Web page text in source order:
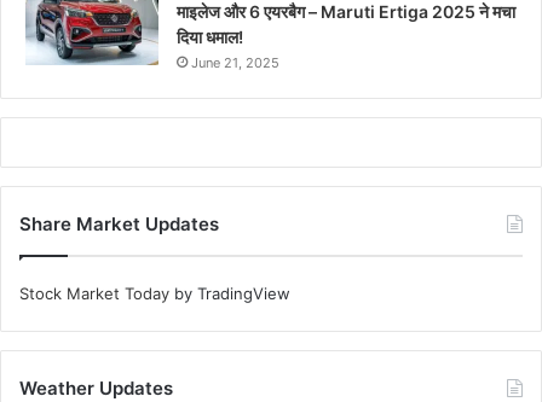
माइलेज और 6 एयरबैग – Maruti Ertiga 2025 ने मचा
दिया धमाल!
June 21, 2025
Share Market Updates
Stock Market Today by TradingView
Weather Updates